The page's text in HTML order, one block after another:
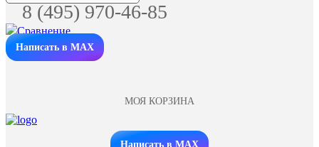
8 (495) 970-46-85
Написать в MAX
МОЯ КОРЗИНА
Заказать звонок
Написать в MAX